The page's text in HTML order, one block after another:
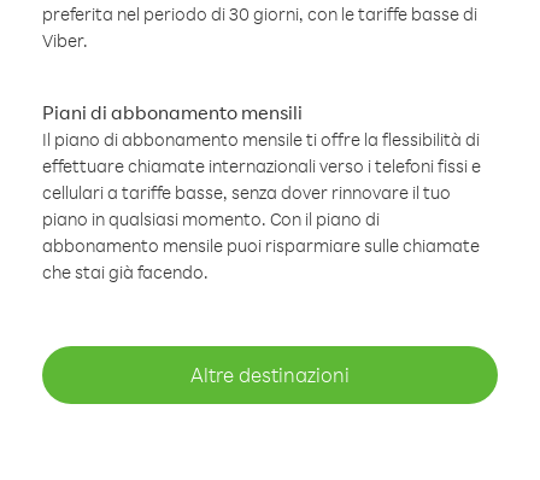
preferita nel periodo di 30 giorni, con le tariffe basse di
Viber.
Piani di abbonamento mensili
Il piano di abbonamento mensile ti offre la flessibilità di
effettuare chiamate internazionali verso i telefoni fissi e
cellulari a tariffe basse, senza dover rinnovare il tuo
piano in qualsiasi momento. Con il piano di
abbonamento mensile puoi risparmiare sulle chiamate
che stai già facendo.
Altre destinazioni